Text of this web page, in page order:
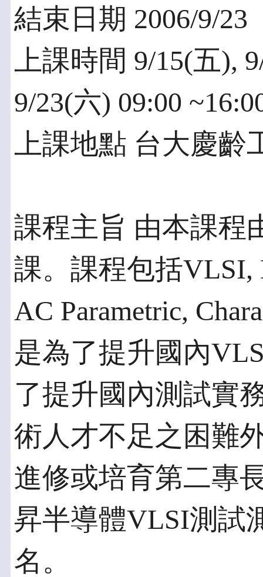
結束日期 2006/9/23
上課時間 9/15(五),
9/23(六) 09:00
上課地點 台大慶齡
課程主旨 由本課程
課。課程包括VLSI,
AC Parametric,
是為了提升國內
了提升國內測試實
術人才不足之困難
進修或培育第二專
昇半導體VLSI測試
名。